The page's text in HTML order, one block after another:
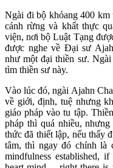
Ngài đi bộ khỏang 400
cánh rừng và khất thực
viện, nơi bộ Luật Tạng
được nghe về Đại sư
như một đại thiền sư.
tìm thiền sư này.
Vào lúc đó, ngài Ajahn
về giới, định, tuệ nhưng
giáo pháp vào tu tập.
pháp thì quá nhiều,
thức đã thiết lập, nếu thấy
tâm, thì ngay đó chính là
mindfulness established,